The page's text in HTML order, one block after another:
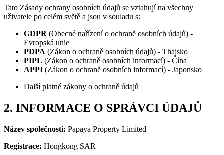
Tato Zásady ochrany osobních údajů se vztahují na všechny
uživatele po celém světě a jsou v souladu s:
GDPR (Obecné nařízení o ochraně osobních údajů) -
Evropská unie
PDPA (Zákon o ochraně osobních údajů) - Thajsko
PIPL (Zákon o ochraně osobních informací) - Čína
APPI (Zákon o ochraně osobních informací) - Japonsko
Další platné zákony o ochraně údajů
2. INFORMACE O SPRÁVCI ÚDAJŮ
Název společnosti: Papaya Property Limited
Registrace: Hongkong SAR